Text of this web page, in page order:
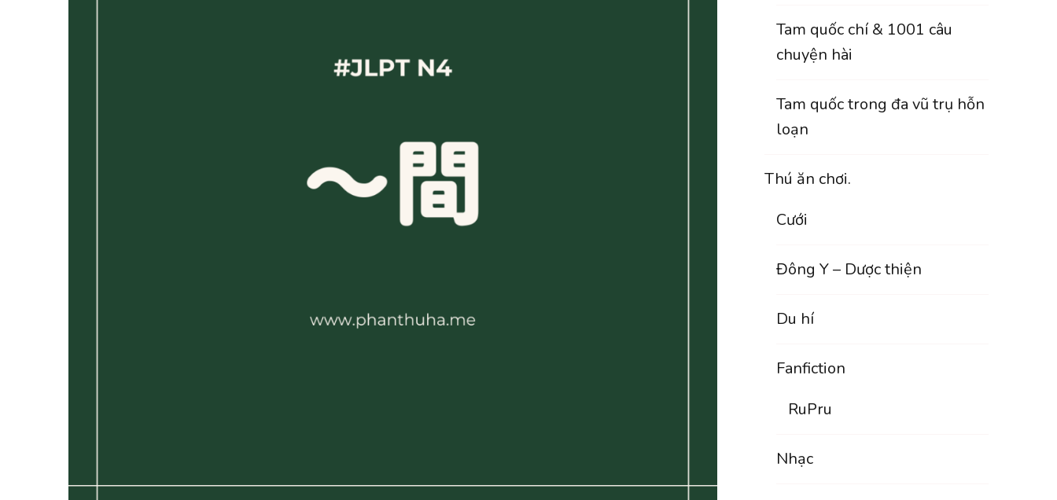
Tam quốc chí & 1001 câu
chuyện hài
Tam quốc trong đa vũ trụ hỗn
loạn
Thú ăn chơi.
Cưới
Đông Y – Dược thiện
Du hí
Fanfiction
RuPru
Nhạc